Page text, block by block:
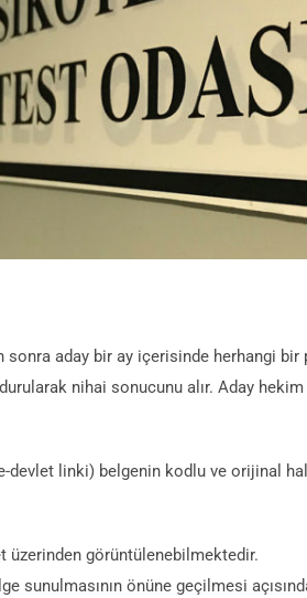
sonra aday bir ay içerisinde herhangi
nihai sonucunu alır. Aday
devlet linki) belgenin kodlu ve orijinal
üzerinden görüntülenebilmektedir.
sunulmasının önüne geçilmesi